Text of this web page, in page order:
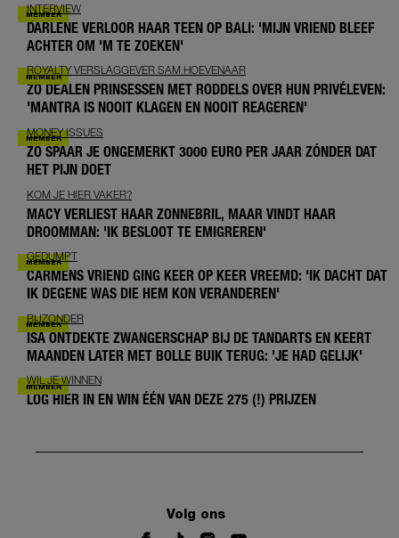
INTERVIEW
DARLENE VERLOOR HAAR TEEN OP BALI: 'MIJN VRIEND BLEEF
ACHTER OM 'M TE ZOEKEN'
ROYALTY VERSLAGGEVER SAM HOEVENAAR
ZO DEALEN PRINSESSEN MET RODDELS OVER HUN PRIVÉLEVEN:
'MANTRA IS NOOIT KLAGEN EN NOOIT REAGEREN'
MONEY ISSUES
ZO SPAAR JE ONGEMERKT 3000 EURO PER JAAR ZÓNDER DAT
HET PIJN DOET
KOM JE HIER VAKER?
MACY VERLIEST HAAR ZONNEBRIL, MAAR VINDT HAAR
DROOMMAN: 'IK BESLOOT TE EMIGREREN'
GEDUMPT
CARMENS VRIEND GING KEER OP KEER VREEMD: 'IK DACHT DAT
IK DEGENE WAS DIE HEM KON VERANDEREN'
BIJZONDER
ISA ONTDEKTE ZWANGERSCHAP BIJ DE TANDARTS EN KEERT
MAANDEN LATER MET BOLLE BUIK TERUG: 'JE HAD GELIJK'
WIL JE WINNEN
LOG HIER IN EN WIN ÉÉN VAN DEZE 275 (!) PRIJZEN
Volg ons